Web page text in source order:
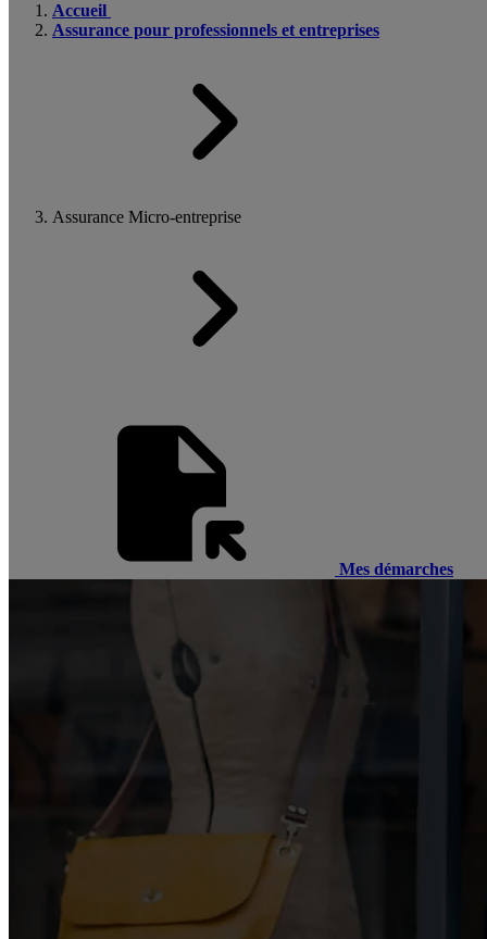
Accueil
Assurance pour professionnels et entreprises
Assurance Micro-entreprise
Mes démarches